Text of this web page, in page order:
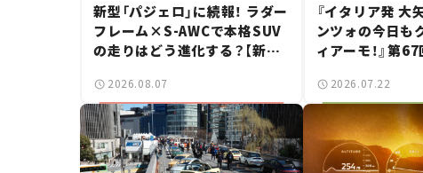
新型「パジェロ」に続報！ ラダー
フレーム×S-AWCで本格SUV
の走りはどう進化する？【新車
2026.08.07
『イタリア発 大
ンツォの今日も
ィアーモ！』第
で起きた、若者た
2026.07.22